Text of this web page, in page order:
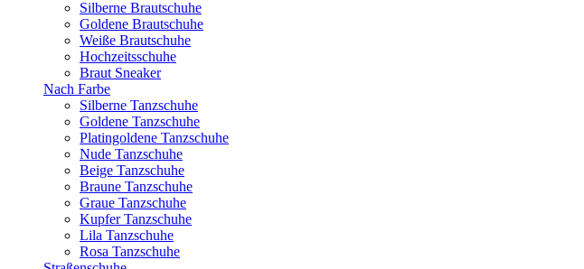
Silberne Brautschuhe
Goldene Brautschuhe
Weiße Brautschuhe
Hochzeitsschuhe
Braut Sneaker
Nach Farbe
Silberne Tanzschuhe
Goldene Tanzschuhe
Platingoldene Tanzschuhe
Nude Tanzschuhe
Beige Tanzschuhe
Braune Tanzschuhe
Graue Tanzschuhe
Kupfer Tanzschuhe
Lila Tanzschuhe
Rosa Tanzschuhe